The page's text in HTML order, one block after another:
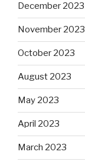
December 2023
November 2023
October 2023
August 2023
May 2023
April 2023
March 2023